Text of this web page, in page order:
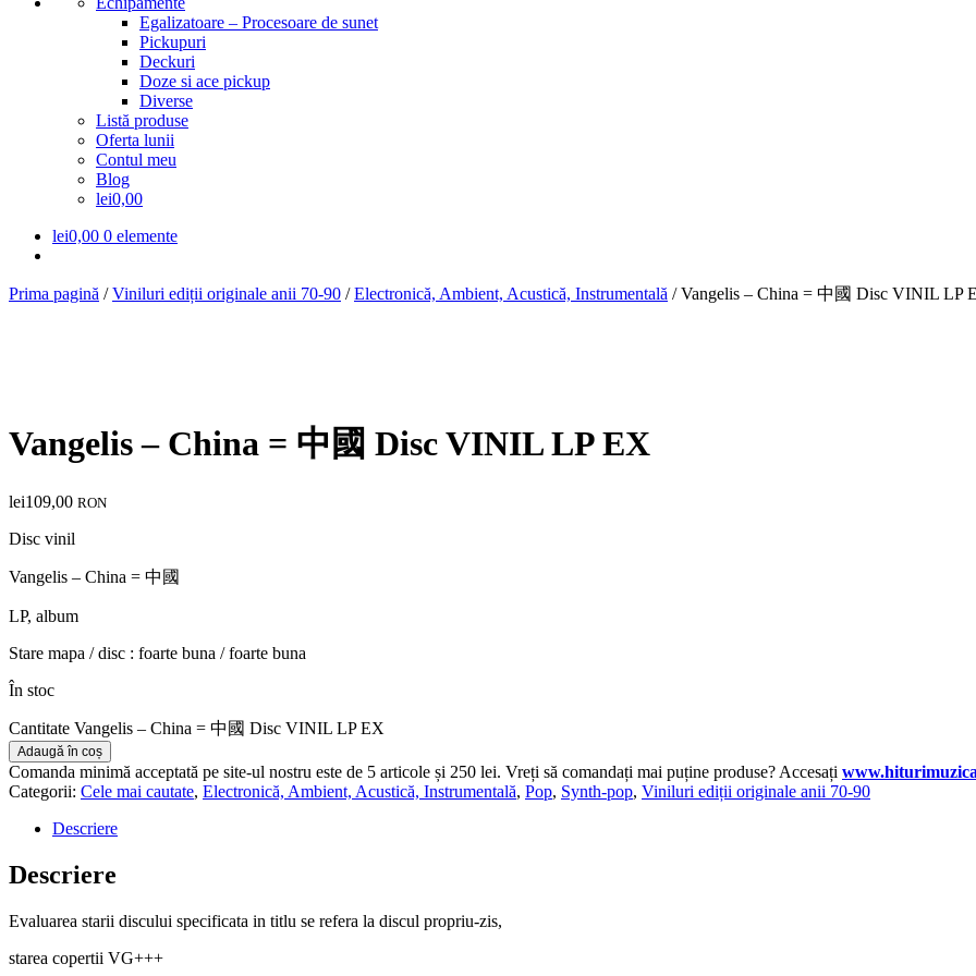
Egalizatoare – Procesoare de sunet
Pickupuri
Deckuri
Doze si ace pickup
Diverse
Listă produse
Oferta lunii
Contul meu
Blog
lei0,00
lei0,00 0 elemente
Prima pagină /Viniluri ediții originale anii 70-90 /Electronică, Ambient, Acustică, Instrumentală /Vangelis – China = 中國 Disc VINIL LP
Vangelis – China = 中國 Disc VINIL LP EX
lei109,00 RON
Disc vinil
Vangelis – China = 中國
LP, album
Stare mapa / disc : foarte buna / foarte buna
În stoc
Cantitate Vangelis – China = 中國 Disc VINIL LP EX
Adaugă în coș
Comanda minimă acceptată pe site-ul nostru este de 5 articole și 250 lei. Vreți să comandați mai puține produse? Accesați
Categorii: Cele mai cautate, Electronică, Ambient, Acustică, Instrumentală, Pop, Synth-pop, Viniluri ediții originale anii 70-90
Descriere
Descriere
Evaluarea starii discului specificata in titlu se refera la discul propriu-zis,
starea copertii VG+++